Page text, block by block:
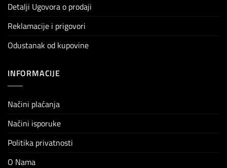
Detalji Ugovora o prodaji
Reklamacije i prigovori
Odustanak od kupovine
INFORMACIJE
Načini plaćanja
Načini isporuke
Politika privatnosti
O Nama